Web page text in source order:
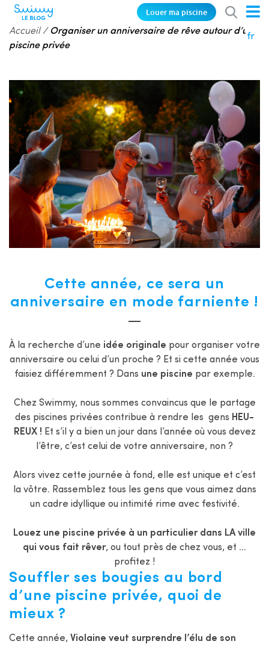
Louer ma piscine
fr
Accueil/ Organiser un anniversaire de rêve autour d’une
piscine privée
Cette année, ce sera un
anniversaire en mode farniente !
À la recherche d’une idée originale pour organiser votre
anniversaire ou celui d’un proche ? Et si cette année vous
faisiez différemment ? Dans une piscine par exemple.
Chez Swimmy, nous sommes convaincus que le partage
des piscines privées contribue à rendre les gens HEU-
REUX ! Et s’il y a bien un jour dans l’année où vous devez
l’être, c’est celui de votre anniversaire, non ?
Alors vivez cette journée à fond, elle est unique et c’est
la vôtre. Rassemblez tous les gens que vous aimez dans
un cadre idyllique ou intimité rime avec festivité.
Louez une piscine privée à un particulier dans LA ville
qui vous fait rêver, ou tout près de chez vous, et …
profitez !
Souffler ses bougies au bord
d’une piscine privée, quoi de
mieux ?
Cette année, Violaine veut surprendre l’élu de son